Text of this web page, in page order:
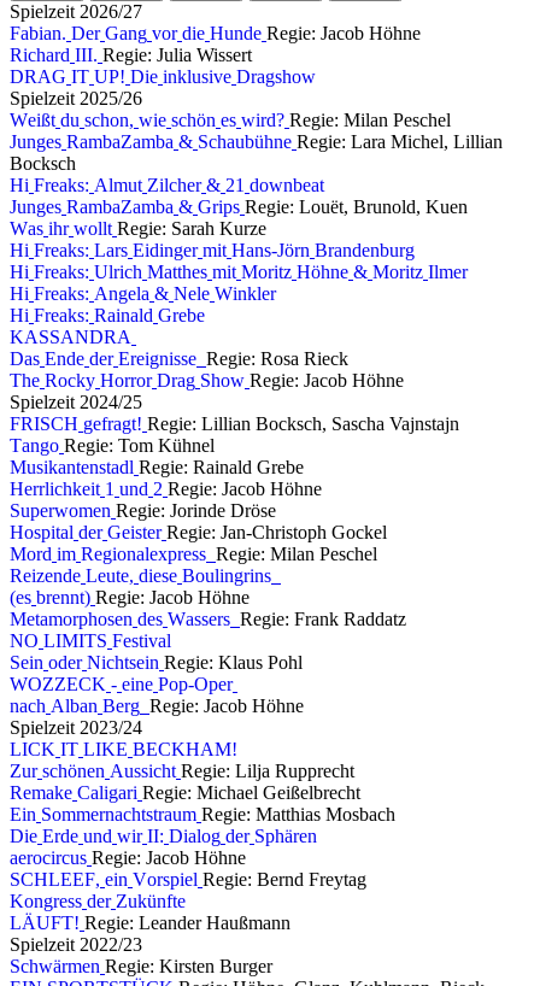
Spielzeit 2026/27
Fabian. Der Gang vor die Hunde Regie: Jacob Höhne
Richard III. Regie: Julia Wissert
DRAG IT UP! Die inklusive Dragshow
Spielzeit 2025/26
Weißt du schon, wie schön es wird? Regie: Milan Peschel
Junges RambaZamba & Schaubühne Regie: Lara Michel, Lillian
Bocksch
Hi Freaks: Almut Zilcher & 21 downbeat
Junges RambaZamba & Grips Regie: Louët, Brunold, Kuen
Was ihr wollt Regie: Sarah Kurze
Hi Freaks: Lars Eidinger mit Hans-Jörn Brandenburg
Hi Freaks: Ulrich Matthes mit Moritz Höhne & Moritz Ilmer
Hi Freaks: Angela & Nele Winkler
Hi Freaks: Rainald Grebe
KASSANDRA
Das Ende der Ereignisse Regie: Rosa Rieck
The Rocky Horror Drag Show Regie: Jacob Höhne
Spielzeit 2024/25
FRISCH gefragt! Regie: Lillian Bocksch, Sascha Vajnstajn
Tango Regie: Tom Kühnel
Musikantenstadl Regie: Rainald Grebe
Herrlichkeit 1 und 2 Regie: Jacob Höhne
Superwomen Regie: Jorinde Dröse
Hospital der Geister Regie: Jan-Christoph Gockel
Mord im Regionalexpress Regie: Milan Peschel
Reizende Leute, diese Boulingrins
(es brennt) Regie: Jacob Höhne
Metamorphosen des Wassers Regie: Frank Raddatz
NO LIMITS Festival
Sein oder Nichtsein Regie: Klaus Pohl
WOZZECK - eine Pop-Oper
nach Alban Berg Regie: Jacob Höhne
Spielzeit 2023/24
LICK IT LIKE BECKHAM!
Zur schönen Aussicht Regie: Lilja Rupprecht
Remake Caligari Regie: Michael Geißelbrecht
Ein Sommernachtstraum Regie: Matthias Mosbach
Die Erde und wir II: Dialog der Sphären
aerocircus Regie: Jacob Höhne
SCHLEEF, ein Vorspiel Regie: Bernd Freytag
Kongress der Zukünfte
LÄUFT! Regie: Leander Haußmann
Spielzeit 2022/23
Schwärmen Regie: Kirsten Burger